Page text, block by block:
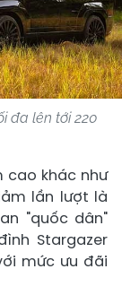
đa lên tới 220
cao khác như
lần lượt là
"quốc dân"
Stargazer
mức ưu đãi